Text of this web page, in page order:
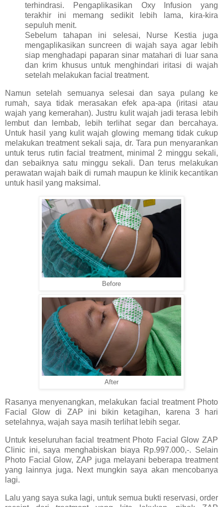
terhindrasi. Pengaplikasikan Oxy Infusion yang
terakhir ini memang sedikit lebih lama, kira-kira
sepuluh menit.
Sebelum tahapan ini selesai, Nurse Kestia juga
mengaplikasikan suncreen di wajah saya agar lebih
siap menghadapi paparan sinar matahari di luar sana
dan krim khusus untuk menghindari iritasi di wajah
setelah melakukan facial treatment.
Namun setelah semuanya selesai dan saya pulang ke
rumah, saya tidak merasakan efek apa-apa (iritasi atau
wajah yang kemerahan). Justru kulit wajah jadi terasa lebih
lembut dan lembab, lebih terlihat segar dan bercahaya.
Untuk hasil yang kulit wajah glowing memang tidak cukup
melakukan treatment sekali saja, dr. Tara pun menyarankan
untuk terus rutin facial treatment, minimal 2 minggu sekali,
dan sebaiknya satu minggu sekali. Dan terus melakukan
perawatan wajah baik di rumah maupun ke klinik kecantikan
untuk hasil yang maksimal.
Before
After
Rasanya menyenangkan, melakukan facial treatment Photo
Facial Glow di ZAP ini bikin ketagihan, karena 3 hari
setelahnya, wajah saya masih terlihat lebih segar.
Untuk keseluruhan facial treatment Photo Facial Glow ZAP
Clinic ini, saya menghabiskan biaya Rp.997.000,-. Selain
Photo Facial Glow, ZAP juga melayani beberapa treatment
yang lainnya juga. Next mungkin saya akan mencobanya
lagi.
Lalu yang saya suka lagi, untuk semua bukti reservasi, order